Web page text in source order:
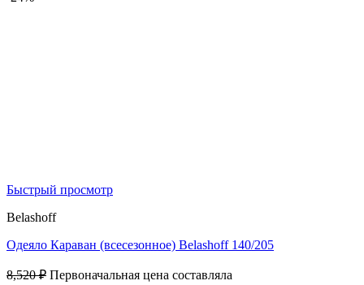
Быстрый просмотр
Belashoff
Одеяло Караван (всесезонное) Belashoff 140/205
8,520₽ Первоначальная цена составляла